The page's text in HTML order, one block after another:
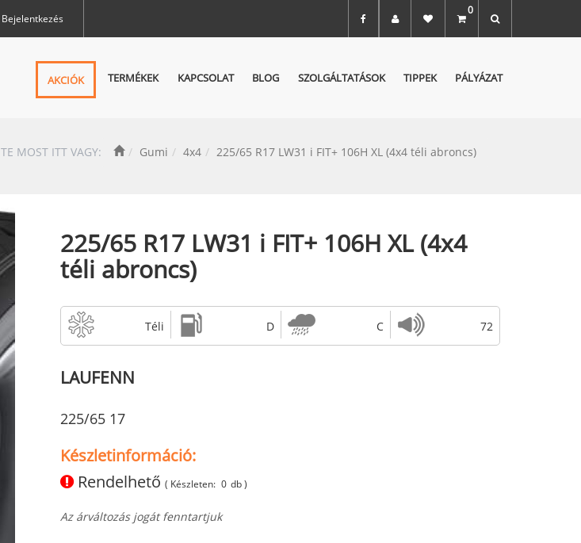
Bejelentkezés
0
AKCIÓK TERMÉKEK KAPCSOLAT BLOG SZOLGÁLTATÁSOK TIPPEK PÁLYÁZAT
TE MOST ITT VAGY: Gumi 4x4 225/65 R17 LW31 i FIT+ 106H XL (4x4 téli abroncs)
225/65 R17 LW31 i FIT+ 106H XL (4x4
téli abroncs)
Téli D C 72
LAUFENN
225/65 17
Készletinformáció:
Rendelhető ( Készleten: 0 db )
Az árváltozás jogát fenntartjuk